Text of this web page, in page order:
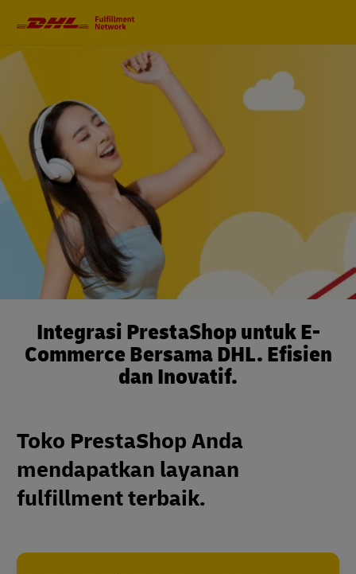
Integrasi PrestaShop untuk E-
Commerce Bersama DHL. Efisien
dan Inovatif.
Toko PrestaShop Anda
mendapatkan layanan
fulfillment terbaik.